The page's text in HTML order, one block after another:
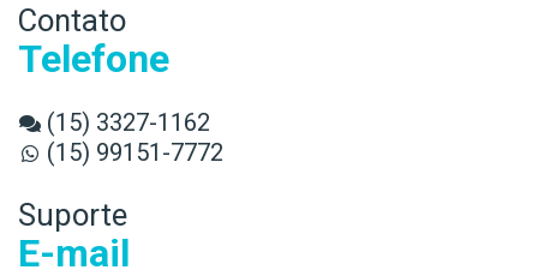
Contato
Telefone
(15) 3327-1162
(15) 99151-7772
Suporte
E-mail